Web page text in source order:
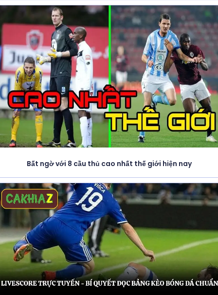
Bất ngờ với 8 cầu thủ cao nhất thế giới hiện nay